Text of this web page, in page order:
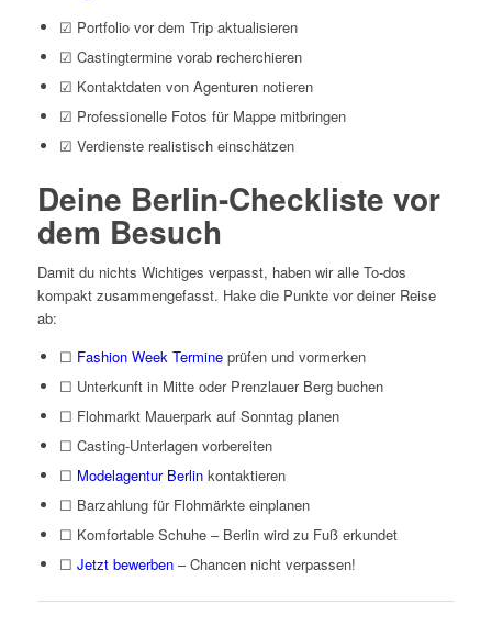
☑ Portfolio vor dem Trip aktualisieren
☑ Castingtermine vorab recherchieren
☑ Kontaktdaten von Agenturen notieren
☑ Professionelle Fotos für Mappe mitbringen
☑ Verdienste realistisch einschätzen
Deine Berlin-Checkliste vor
dem Besuch
Damit du nichts Wichtiges verpasst, haben wir alle To-dos
kompakt zusammengefasst. Hake die Punkte vor deiner Reise
ab:
☐ Fashion Week Termineprüfen und vormerken
☐ Unterkunft in Mitte oder Prenzlauer Berg buchen
☐ Flohmarkt Mauerpark auf Sonntag planen
☐ Casting-Unterlagen vorbereiten
☐ Modelagentur Berlinkontaktieren
☐ Barzahlung für Flohmärkte einplanen
☐ Komfortable Schuhe – Berlin wird zu Fuß erkundet
☐ Jetzt bewerben– Chancen nicht verpassen!